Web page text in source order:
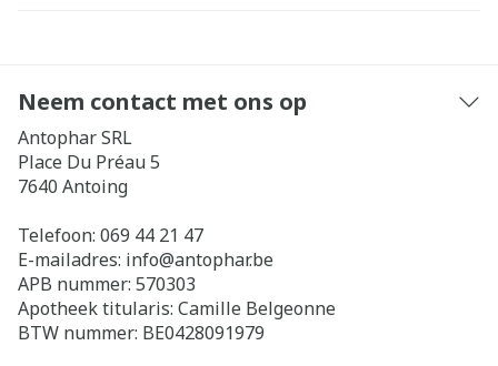
Neem contact met ons op
Antophar SRL
Place Du Préau 5
7640 Antoing
Telefoon: 069 44 21 47
E-mailadres: info@antophar.be
APB nummer: 570303
Apotheek titularis: Camille Belgeonne
BTW nummer: BE0428091979